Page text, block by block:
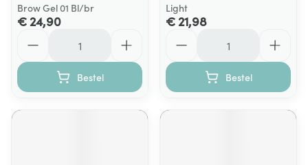
Brow Gel 01 Bl/br
€ 24,90
Bestel
Light
€ 21,98
Bestel